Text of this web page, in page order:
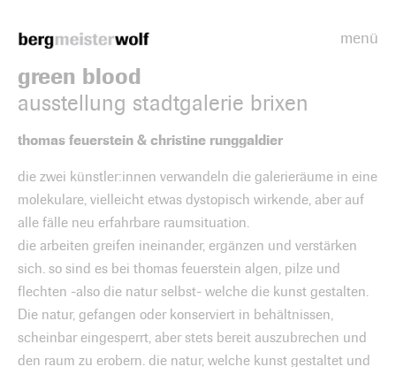
menü
green blood
ausstellung stadtgalerie brixen
thomas feuerstein & christine runggaldier
die zwei künstler:innen verwandeln die galerieräume in eine
molekulare, vielleicht etwas dystopisch wirkende, aber auf
alle fälle neu erfahrbare raumsituation.
die arbeiten greifen ineinander, ergänzen und verstärken
sich. so sind es bei thomas feuerstein algen, pilze und
flechten -also die natur selbst- welche die kunst gestalten.
Die natur, gefangen oder konserviert in behältnissen,
scheinbar eingesperrt, aber stets bereit auszubrechen und
den raum zu erobern. die natur, welche kunst gestaltet und